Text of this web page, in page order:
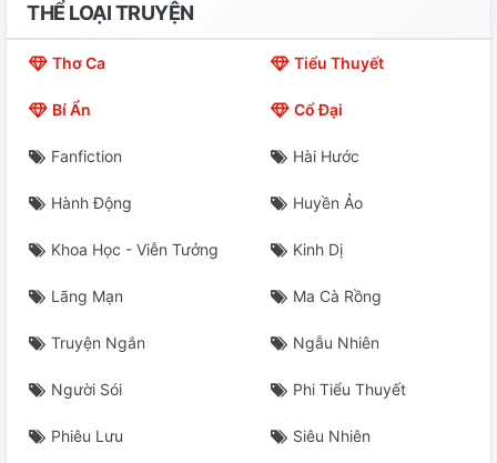
THỂ LOẠI TRUYỆN
Thơ Ca Tiểu Thuyết
Bí Ẩn Cổ Đại
Fanfiction Hài Hước
Hành Động Huyền Ảo
Khoa Học - Viễn Tưởng Kinh Dị
Lãng Mạn Ma Cà Rồng
Truyện Ngắn Ngẫu Nhiên
Người Sói Phi Tiểu Thuyết
Phiêu Lưu Siêu Nhiên